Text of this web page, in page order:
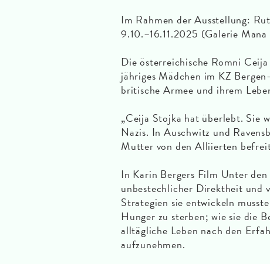
Im Rahmen der Ausstellung:
9.10.–16.11.2025 (Galerie
Die österreichische Romni
jähriges Mädchen im KZ
britische Armee und ihrem
„Ceija Stojka hat überlebt. Sie
Nazis. In Auschwitz und
Mutter von den Alliierten
In Karin Bergers Film Unter
unbestechlicher Direktheit und
Strategien sie entwickeln
Hunger zu sterben; wie sie die
alltägliche Leben nach den
aufzunehmen.